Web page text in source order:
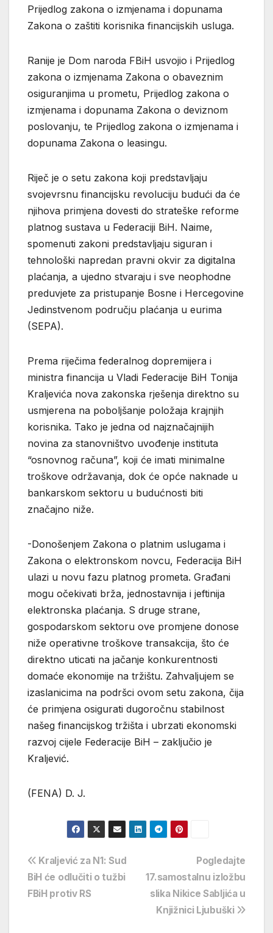
Prijedlog zakona o izmjenama i dopunama
Zakona o zaštiti korisnika financijskih usluga.
Ranije je Dom naroda FBiH usvojio i Prijedlog
zakona o izmjenama Zakona o obaveznim
osiguranjima u prometu, Prijedlog zakona o
izmjenama i dopunama Zakona o deviznom
poslovanju, te Prijedlog zakona o izmjenama i
dopunama Zakona o leasingu.
Riječ je o setu zakona koji predstavljaju
svojevrsnu financijsku revoluciju budući da će
njihova primjena dovesti do strateške reforme
platnog sustava u Federaciji BiH. Naime,
spomenuti zakoni predstavljaju siguran i
tehnološki napredan pravni okvir za digitalna
plaćanja, a ujedno stvaraju i sve neophodne
preduvjete za pristupanje Bosne i Hercegovine
Jedinstvenom području plaćanja u eurima
(SEPA).
Prema riječima federalnog dopremijera i
ministra financija u Vladi Federacije BiH Tonija
Kraljevića nova zakonska rješenja direktno su
usmjerena na poboljšanje položaja krajnjih
korisnika. Tako je jedna od najznačajnijih
novina za stanovništvo uvođenje instituta
“osnovnog računa”, koji će imati minimalne
troškove održavanja, dok će opće naknade u
bankarskom sektoru u budućnosti biti
značajno niže.
-Donošenjem Zakona o platnim uslugama i
Zakona o elektronskom novcu, Federacija BiH
ulazi u novu fazu platnog prometa. Građani
mogu očekivati brža, jednostavnija i jeftinija
elektronska plaćanja. S druge strane,
gospodarskom sektoru ove promjene donose
niže operativne troškove transakcija, što će
direktno uticati na jačanje konkurentnosti
domaće ekonomije na tržištu. Zahvaljujem se
izaslanicima na podršci ovom setu zakona, čija
će primjena osigurati dugoročnu stabilnost
našeg financijskog tržišta i ubrzati ekonomski
razvoj cijele Federacije BiH – zaključio je
Kraljević.
(FENA) D. J.
Navigacija
objava
Pogledajte
17.samostalnu izložbu
slika Nikice Sabljića u
Knjižnici Ljubuški
Kraljević za N1: Sud
BiH će odlučiti o tužbi
FBiH protiv RS